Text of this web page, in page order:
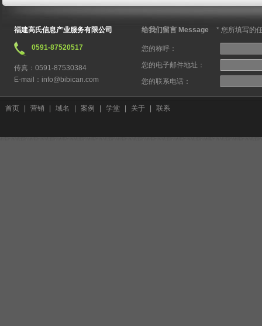
福建高氏信息产业服务有限公司
0591-87520517
传真：0591-87530384
E-mail：info@bibican.com
给我们留言 Message * 您所填写的
您的称呼：
您的电子邮件地址：
您的联系电话：
首页 营销 域名 案例 学堂 关于 联系